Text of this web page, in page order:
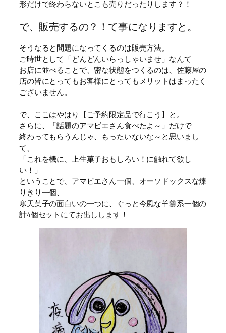
形だけで終わらないとこも売りだったりします？！
で、販売するの？！て事になりますと。
そうなると問題になってくるのは販売方法。
ご時世として「どんどんいらっしゃいませ」なんて
お店に並べることで、密な状態をつくるのは、佐藤屋の
店の皆にとってもお客様にとってもメリットはまったく
ございません。
で、ここはやはり【ご予約限定品で行こう】と。
さらに、「話題のアマビエさん食べたよ～」だけで
終わってもらうんじゃ、もったいないな～と思いまし
て、
「これを機に、上生菓子おもしろい！に触れて欲し
い！」
ということで、アマビエさん一個、オーソドックスな煉
りきり一個、
寒天菓子の面白いの一つに、ぐっと今風な羊羹系一個の
計4個セットにてお出しします！